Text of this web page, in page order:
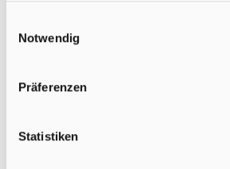
Notwendig
Präferenzen
Statistiken
136 m²